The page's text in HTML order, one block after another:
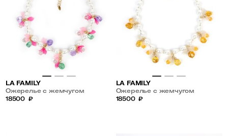
LA FAMILY
Ожерелье с жемчугом
майорка
18500 ₽
LA FAMILY
Ожерелье с жемчугом
майорка
18500 ₽